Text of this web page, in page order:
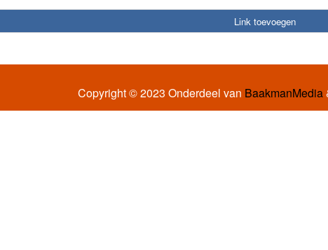
Link toevoegen
Copyright © 2023 Onderdeel van BaakmanMedia